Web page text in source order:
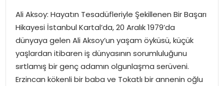
SPOR
SIYASET
MAGAZIN
Ali Aksoy: Hayatın Tesadüfleriyle Şekillenen Bir Başarı
Hikayesi İstanbul Kartal’da, 20 Aralık 1979’da
dünyaya gelen Ali Aksoy’un yaşam öyküsü, küçük
yaşlardan itibaren iş dünyasının sorumluluğunu
sırtlamış bir genç adamın olgunlaşma serüveni.
Erzincan kökenli bir baba ve Tokatlı bir annenin oğlu